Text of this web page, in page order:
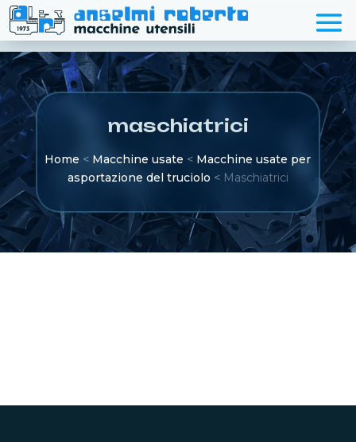
maschiatrici
Home < Macchine usate < Macchine usate per
asportazione del truciolo < Maschiatrici